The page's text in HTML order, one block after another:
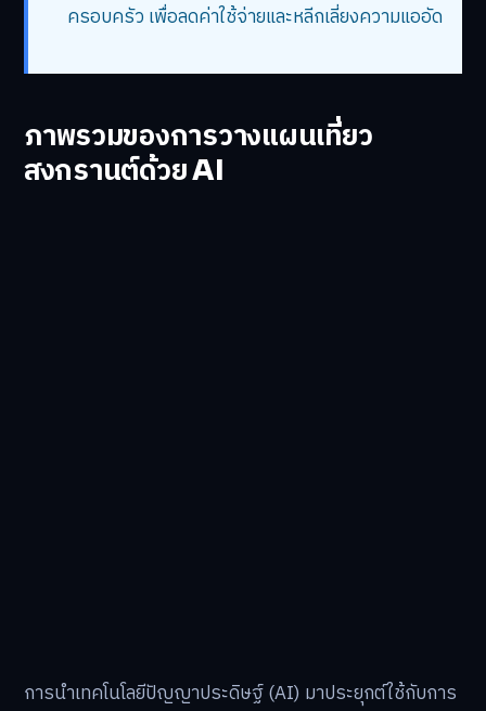
ครอบครัว เพื่อลดค่าใช้จ่ายและหลีกเลี่ยงความแออัด
ภาพรวมของการวางแผนเที่ยว
สงกรานต์ด้วย AI
การนำเทคโนโลยีปัญญาประดิษฐ์ (AI) มาประยุกต์ใช้กับการ